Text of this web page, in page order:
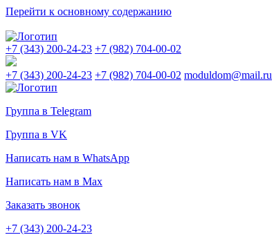
Перейти к основному содержанию
+7 (343) 200-24-23 +7 (982) 704-00-02
+7 (343) 200-24-23 +7 (982) 704-00-02 moduldom@mail.ru
Группа в Telegram
Группа в VK
Написать нам в WhatsApp
Написать нам в Max
Заказать звонок
+7 (343) 200-24-23